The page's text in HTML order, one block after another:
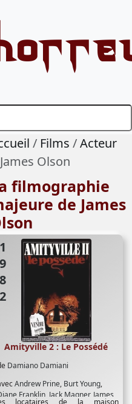
Films
Acteur
James Olson
filmographie
de James
1982
Damiano Damiani
Andrew Prine, Burt Young,
Franklin, Jack Magner, James
Amityville 2 : Le Possédé
locataires de la maison